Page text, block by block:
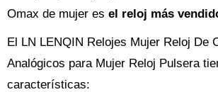
Omax de mujer es el reloj más
El LN LENQIN Relojes Mujer Reloj De
Analógicos para Mujer Reloj Pulsera
características: